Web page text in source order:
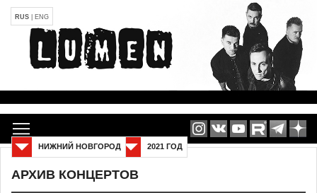
RUS ENG
АРХИВ КОНЦЕРТОВ
2021 ГОД
НИЖНИЙ НОВГОРОД